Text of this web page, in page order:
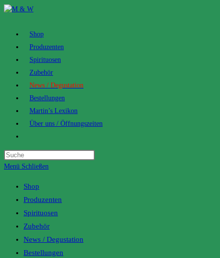
Zum
Shop
Produzenten
Spirituosen
Zubehör
News / Degustation
Bestellungen
Martin’s Lexikon
Über uns / Öffnungszeiten
website
search
Menü Schließen
Shop
Produzenten
Spirituosen
Zubehör
News / Degustation
Bestellungen